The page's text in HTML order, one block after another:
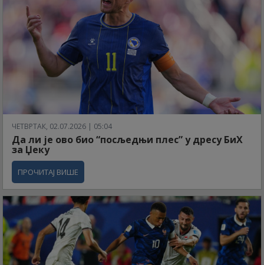
ЧЕТВРТАК, 02.07.2026 | 05:04
Да ли је ово био “посљедњи плес” у дресу БиХ
за Џеку
ПРОЧИТАЈ ВИШЕ